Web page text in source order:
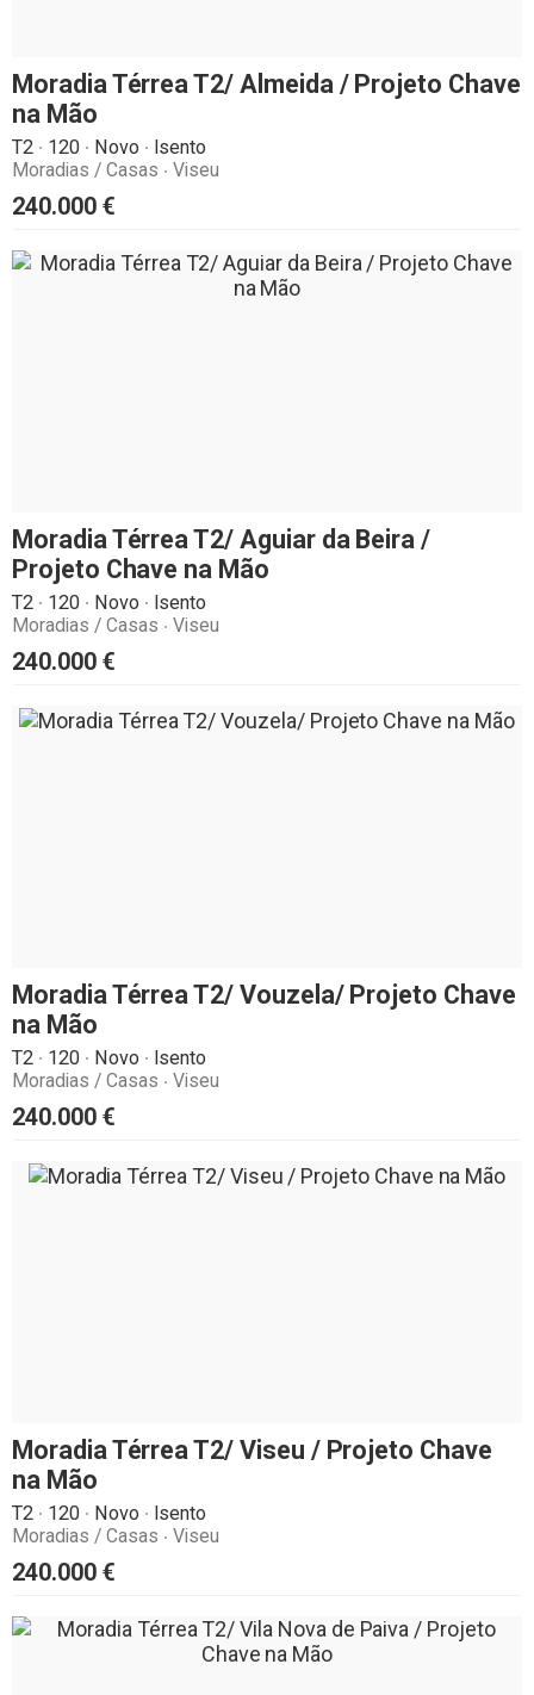
Moradia Térrea T2/ Almeida / Projeto Chave
na Mão
T2 120 Novo
Isento
Moradias / Casas
Viseu
240.000 €
Moradia Térrea T2/ Aguiar da Beira /
Projeto Chave na Mão
T2 120 Novo
Isento
Moradias / Casas
Viseu
240.000 €
Moradia Térrea T2/ Vouzela/ Projeto Chave
na Mão
T2 120 Novo
Isento
Moradias / Casas
Viseu
240.000 €
Moradia Térrea T2/ Viseu / Projeto Chave
na Mão
T2 120 Novo
Isento
Moradias / Casas
Viseu
240.000 €